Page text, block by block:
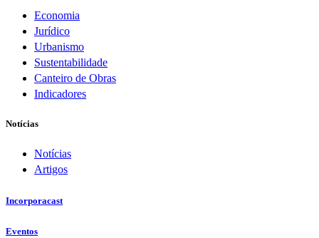
Economia
Jurídico
Urbanismo
Sustentabilidade
Canteiro de Obras
Indicadores
Notícias
Notícias
Artigos
Incorporacast
Eventos